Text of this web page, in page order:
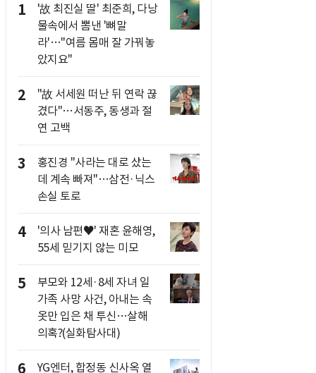
1
'故 최진실 딸' 최준희, 다낭
물속에서 뽐낸 '뼈말
라'…"여름 몸매 잘 가꿔놓
았지요"
2
"故 서세원 떠난 뒤 연락 끊
겼다"…서동주, 동생과 절
연 고백
3
홍진경 "사라는 대로 샀는
데 계속 빠져"…삼전·닉스
손실 토로
4
'의사 남편♥' 재혼 윤해영,
55세 믿기지 않는 미모
5
부모와 12세·8세 자녀 일
가족 사망 사건, 아내는 속
옷만 입은 채 투신…살해
의혹?(실화탐사대)
6 YG엔터, 합정동 신사옥 열